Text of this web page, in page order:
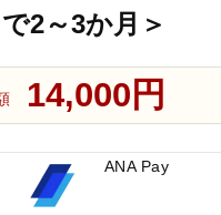
2～3か月＞
14,000円
ANA Pay